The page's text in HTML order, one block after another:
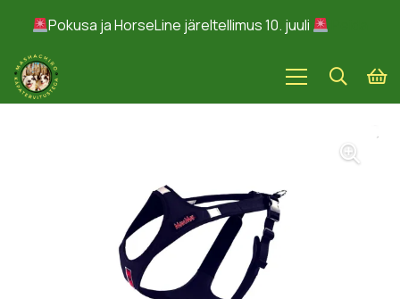
Pokusa ja HorseLine järeltellimus 10. juuli